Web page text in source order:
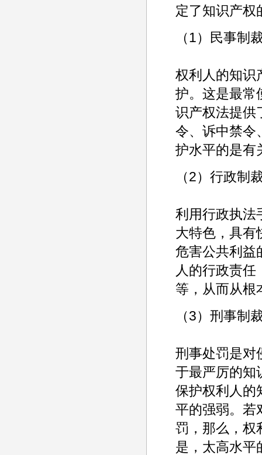
定了知识产权
（1）民事制
权利人的知识
护。这是最常
识产权法提供
令、诉中禁令
护水平的是有
（2）行政制
利用行政执法
大特色，具有
危害公共利益
人的行政责
等，从而从根
（3）刑事制
刑事处罚是对
于最严厉的知
保护权利人的
平的强弱。若
罚，那么，权
是，太高水平